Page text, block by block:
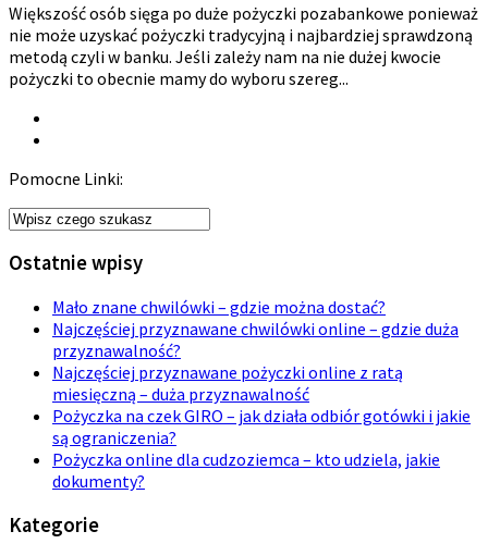
Większość osób sięga po duże pożyczki pozabankowe ponieważ
nie może uzyskać pożyczki tradycyjną i najbardziej sprawdzoną
metodą czyli w banku. Jeśli zależy nam na nie dużej kwocie
pożyczki to obecnie mamy do wyboru szereg...
Pomocne Linki:
Ostatnie wpisy
Mało znane chwilówki – gdzie można dostać?
Najczęściej przyznawane chwilówki online – gdzie duża
przyznawalność?
Najczęściej przyznawane pożyczki online z ratą
miesięczną – duża przyznawalność
Pożyczka na czek GIRO – jak działa odbiór gotówki i jakie
są ograniczenia?
Pożyczka online dla cudzoziemca – kto udziela, jakie
dokumenty?
Kategorie